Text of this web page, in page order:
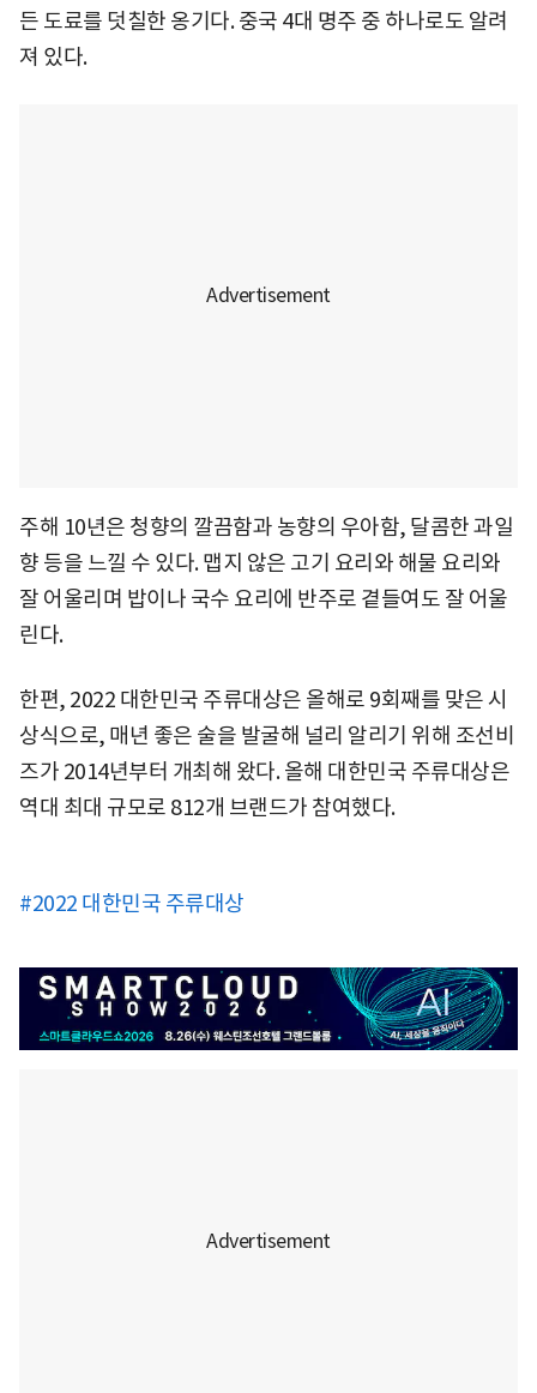
든 도료를 덧칠한 옹기다. 중국 4대 명주 중 하나로도 알려
져 있다.
주해 10년은 청향의 깔끔함과 농향의 우아함, 달콤한 과일
향 등을 느낄 수 있다. 맵지 않은 고기 요리와 해물 요리와
잘 어울리며 밥이나 국수 요리에 반주로 곁들여도 잘 어울
린다.
한편, 2022 대한민국 주류대상은 올해로 9회째를 맞은 시
상식으로, 매년 좋은 술을 발굴해 널리 알리기 위해 조선비
즈가 2014년부터 개최해 왔다. 올해 대한민국 주류대상은
역대 최대 규모로 812개 브랜드가 참여했다.
#2022 대한민국 주류대상